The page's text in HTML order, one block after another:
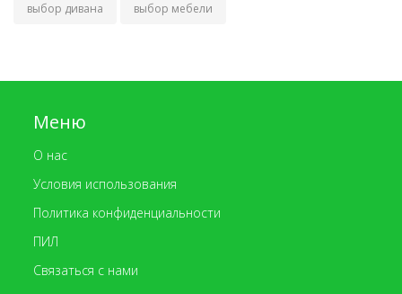
выбор дивана выбор мебели
Меню
О нас
Условия использования
Политика конфиденциальности
ПИЛ
Связаться с нами